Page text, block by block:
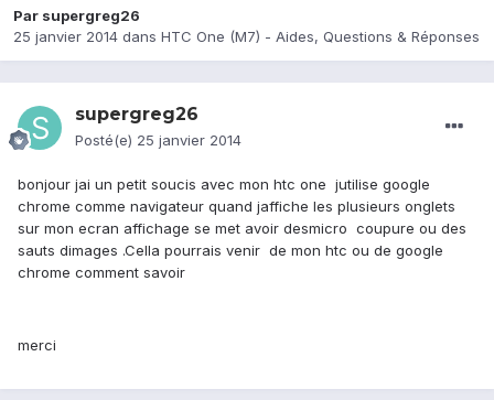
Par supergreg26
25 janvier 2014 dans HTC One (M7) - Aides, Questions & Réponses
supergreg26
Posté(e) 25 janvier 2014
bonjour jai un petit soucis avec mon htc one jutilise google
chrome comme navigateur quand jaffiche les plusieurs onglets
sur mon ecran affichage se met avoir desmicro coupure ou des
sauts dimages .Cella pourrais venir de mon htc ou de google
chrome comment savoir
merci